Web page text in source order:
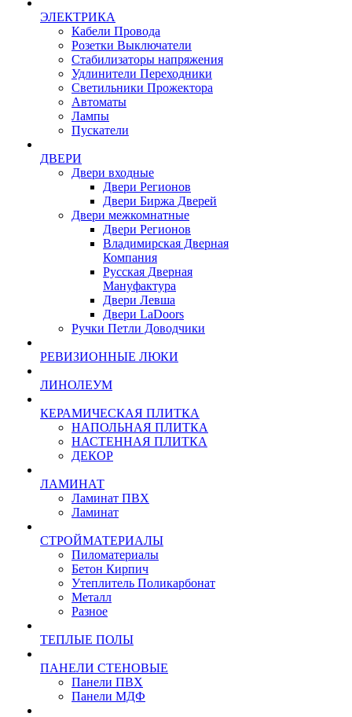
ЭЛЕКТРИКА
Кабели Провода
Розетки Выключатели
Стабилизаторы напряжения
Удлинители Переходники
Светильники Прожектора
Автоматы
Лампы
Пускатели
ДВЕРИ
Двери входные
Двери Регионов
Двери Биржа Дверей
Двери межкомнатные
Двери Регионов
Владимирская Дверная
Компания
Русская Дверная
Мануфактура
Двери Левша
Двери LaDoors
Ручки Петли Доводчики
РЕВИЗИОННЫЕ ЛЮКИ
ЛИНОЛЕУМ
КЕРАМИЧЕСКАЯ ПЛИТКА
НАПОЛЬНАЯ ПЛИТКА
НАСТЕННАЯ ПЛИТКА
ДЕКОР
ЛАМИНАТ
Ламинат ПВХ
Ламинат
СТРОЙМАТЕРИАЛЫ
Пиломатериалы
Бетон Кирпич
Утеплитель Поликарбонат
Металл
Разное
ТЕПЛЫЕ ПОЛЫ
ПАНЕЛИ СТЕНОВЫЕ
Панели ПВХ
Панели МДФ